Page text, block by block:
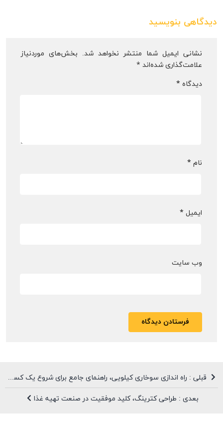
دیدگاهی بنویسید
نشانی ایمیل شما منتشر نخواهد شد. بخش‌های موردنیاز
علامت‌گذاری شده‌اند *
دیدگاه *
نام *
ایمیل *
وب‌ سایت
قبلی : راه ‌اندازی سوخاری کیلویی، راهنمای جامع برای شروع یک کسب ‌و کار پرسود
بعدی : طراحی کترینگ، کلید موفقیت در صنعت تهیه غذا